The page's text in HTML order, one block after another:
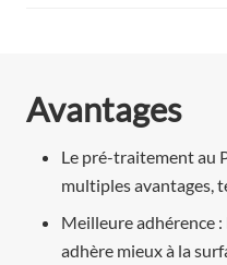
Avantages
Le pré-traitement au
multiples avantages,
Meilleure adhérence
adhère mieux à la